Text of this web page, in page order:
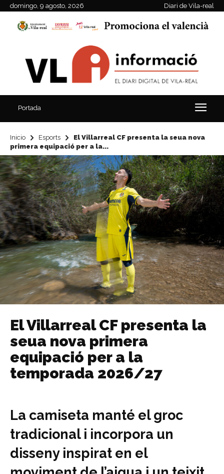
domingo, 9 agosto, 2026 Diari de Vila-real
Portada
Inicio Esports
El Villarreal CF presenta la seua nova
primera equipació per a la...
El Villarreal CF presenta la
seua nova primera
equipació per a la
temporada 2026/27
La camiseta manté el groc
tradicional i incorpora un
disseny inspirat en el